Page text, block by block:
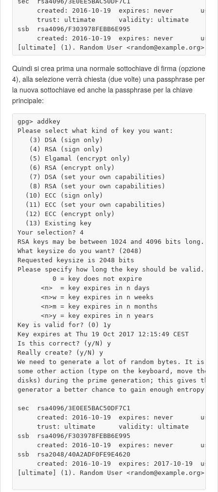
created: 2016-10-19  expires: never
     trust: ultimate      validity: ultimate
ssb  rsa4096/F303978FEBB6E995
created: 2016-10-19  expires: never
Quindi si crea prima una normale sottochiave di firma (opzione
4), alla selezione verrà chiesta (due volte) una passphrase per
la nuova sottochiave ed anche la passphrase per la chiave
principale:
gpg> addkey
Please select what kind of key you want:
   (3) DSA (sign only)
   (4) RSA (sign only)
   (5) Elgamal (encrypt only)
   (6) RSA (encrypt only)
   (7) DSA (set your own capabilities)
   (8) RSA (set your own capabilities)
  (10) ECC (sign only)
  (11) ECC (set your own capabilities)
  (12) ECC (encrypt only)
  (13) Existing key
Your selection? 4
RSA keys may be between 1024 and 4096 bits long.
What keysize do you want? (2048)
Requested keysize is 2048 bits
Please specify how long the key should be valid.
         0 = key does not expire
      <n>  = key expires in n days
      <n>w = key expires in n weeks
      <n>m = key expires in n months
      <n>y = key expires in n years
Key is valid for? (0) 1y
Key expires at Thu 19 Oct 2017 12:15:49 CEST
Is this correct? (y/N) y
Really create? (y/N) y
We need to generate a lot of random bytes. It is a
some other action (type on the keyboard, move the
disks) during the prime generation; this gives the
generator a better chance to gain enough entropy.
sec  rsa4096/3E0EE5BAC50DF7C1
created: 2016-10-19  expires: never
     trust: ultimate      validity: ultimate
ssb  rsa4096/F303978FEBB6E995
created: 2016-10-19  expires: never
ssb  rsa2048/40A2ADF0FE9E4620
created: 2016-10-19  expires: 2017-10-19
[ultimate] (1). Random User <random@example.org>